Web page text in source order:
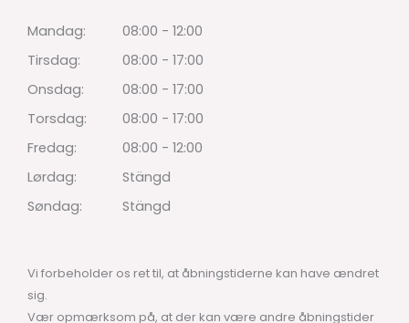
Mandag:
08:00 - 12:00
Tirsdag:
08:00 - 17:00
Onsdag:
08:00 - 17:00
Torsdag:
08:00 - 17:00
Fredag:
08:00 - 12:00
Lørdag:
Stängd
Søndag:
Stängd
Vi forbeholder os ret til, at åbningstiderne kan have ændret
sig.
Vær opmærksom på, at der kan være andre åbningstider